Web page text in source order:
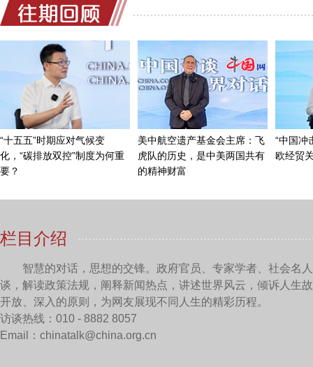
“十五五”时期应对气候变
化，“碳排放双控”制度为何重
要？
美中航空遗产基金会主席：飞
虎队的历史，是中美两国共有
的精神财富
“中国冲
欧经贸
栏目介绍
智慧的对话，思想的交锋。政府官员、专家学者、社会名
谈，解读政策法规，阐释新闻热点，讲述世界风云，倾诉人生
开放、深入的原则，为网友展现不同人生的精彩历程。
访谈热线：010 - 8882 8057
Email：chinatalk@china.org.cn